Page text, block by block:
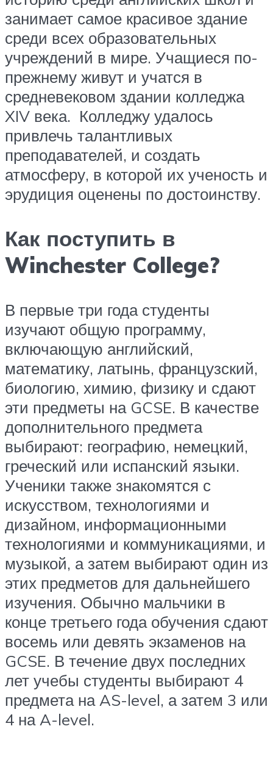
занимает самое красивое здание
среди всех образовательных
учреждений в мире. Учащиеся по-
прежнему живут и учатся в
средневековом здании колледжа
XIV века. Колледжу удалось
привлечь талантливых
преподавателей, и создать
атмосферу, в которой их ученость и
эрудиция оценены по достоинству.
Как поступить в
Winchester College?
В первые три года студенты
изучают общую программу,
включающую английский,
математику, латынь, французский,
биологию, химию, физику и сдают
эти предметы на GCSE. В качестве
дополнительного предмета
выбирают: географию, немецкий,
греческий или испанский языки.
Ученики также знакомятся с
искусством, технологиями и
дизайном, информационными
технологиями и коммуникациями, и
музыкой, а затем выбирают один из
этих предметов для дальнейшего
изучения. Обычно мальчики в
конце третьего года обучения сдают
восемь или девять экзаменов на
GCSE. В течение двух последних
лет учебы студенты выбирают 4
предмета на AS-level, а затем 3 или
4 на A-level.